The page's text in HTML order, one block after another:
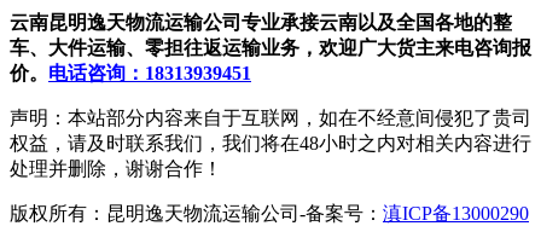
云南昆明逸天物流运输公司专业承接云南以及全国各地的整
车、大件运输、零担往返运输业务，欢迎广大货主来电咨询报
价。 电话咨询：18313939451
声明：本站部分内容来自于互联网，如在不经意间侵犯了贵司
权益，请及时联系我们，我们将在48小时之内对相关内容进行
处理并删除，谢谢合作！
版权所有：昆明逸天物流运输公司-备案号： 滇ICP备13000290